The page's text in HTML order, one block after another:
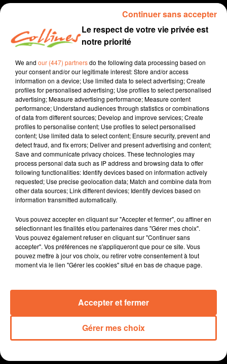
22 novembre 2022 - 13 min 18 sec
Patrice Bémanangy
L'info près de chez vous.
Le lancement ce mardi de la nouvelle campagne des
Restos du Coeur. Notre département compte environ
10.000 bénéficiaires.
L'inauguration ce mardi de l'ERIP du Bocage
Bressuirais, l'Espace Régional d'Information de
Proximité à la Cité de la Jeunesse et des Métiers.
Le troisième marché de Noël de Mauléon le week-end
prochain organisé par l’Union des Commerçants
Artisans et Industriels du Mauléonnais présidée par
Rozen de Communier ( photo ).
Le Bioparc de Doué la Fontaine investit dans
l'hébergement. Six gites sont en cours de construction
pour une livraison au printemps prochain
Cholet Basket retrouve la coupe d'europe ce soir avec
TCB recevra demain Quimperlé pour la seconde
journée du championnat de Pro A de tennis.
Le respect de votre vie privée est
notre priorité
We and our (447) partnersdo the following data processing based on
your consent and/or our legitimate interest: Store and/or access
information on a device; Use limited data to select advertising; Create
profiles for personalised advertising; Use profiles to select personalised
advertising; Measure advertising performance; Measure content
performance; Understand audiences through statistics or combinations
of data from different sources; Develop and improve services; Create
profiles to personalise content; Use profiles to select personalised
content; Use limited data to select content; Ensure security, prevent and
detect fraud, and fix errors; Deliver and present advertising and content;
Save and communicate privacy choices. These technologies may
process personal data such as IP address and browsing data to offer
following functionalities: Identify devices based on information actively
requested; Use precise geolocation data; Match and combine data from
other data sources; Link different devices; Identify devices based on
information transmitted automatically.
Vous pouvez accepter en cliquant sur "Accepter et fermer", ou affiner en
sélectionnant les finalités et/ou partenaires dans "Gérer mes choix".
Vous pouvez également refuser en cliquant sur "Continuer sans
accepter". Vos préférences ne s'appliqueront que pour ce site. Vous
pouvez mettre à jour vos choix, ou retirer votre consentement à tout
moment via le lien "Gérer les cookies" situé en bas de chaque page.
Gérer mes choix
Accepter et fermer
Continuer sans accepter